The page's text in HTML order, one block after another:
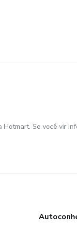
Se você vir